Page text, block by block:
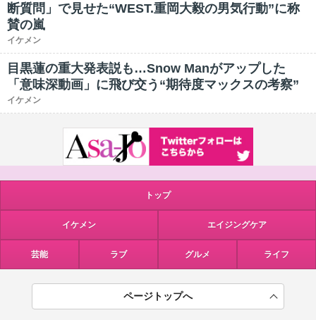
断質問」で見せた“WEST.重岡大毅の男気行動”に称
賛の嵐
イケメン
目黒蓮の重大発表説も…Snow Manがアップした
「意味深動画」に飛び交う“期待度マックスの考察”
イケメン
トップ
イケメン エイジングケア
芸能 ラブ グルメ ライフ
ページトップへ